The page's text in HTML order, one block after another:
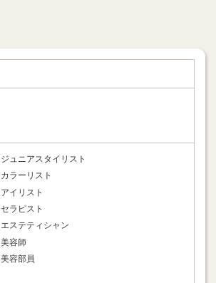
ジュニアスタイリスト
カラーリスト
アイリスト
セラピスト
エステティシャン
美容師
美容部員